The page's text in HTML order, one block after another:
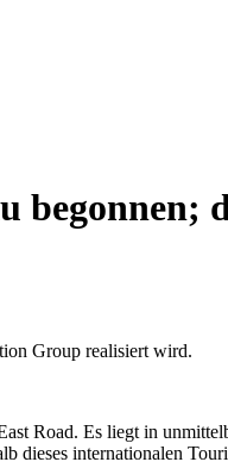
begonnen;
Group realisiert wird.
Road. Es liegt in
dieses internationalen